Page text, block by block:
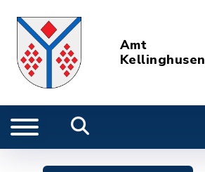
Amt
Kellinghusen